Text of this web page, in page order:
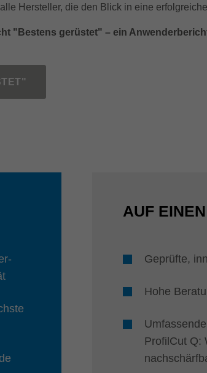
Hersteller, die den Blick in eine
"Bestens gerüstet" – ein
AUF
Geprüfte,
Hohe
ProfilCut Q: